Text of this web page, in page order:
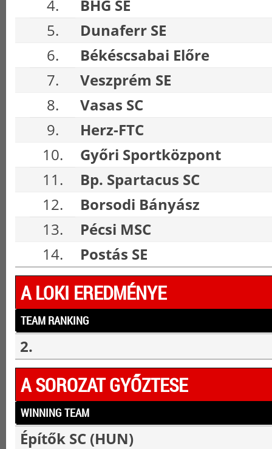
4.
BHG SE
5.
Dunaferr SE
6.
Békéscsabai Előre
7.
Veszprém SE
8.
Vasas SC
9.
Herz-FTC
10.
Győri Sportközpont
11.
Bp. Spartacus SC
12.
Borsodi Bányász
13.
Pécsi MSC
14.
Postás SE
A LOKI EREDMÉNYE
TEAM RANKING
2.
A SOROZAT GYŐZTESE
WINNING TEAM
Építők SC (HUN)